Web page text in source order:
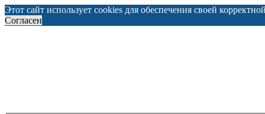
Этот сайт использует cookies для обеспечения своей
Согласен